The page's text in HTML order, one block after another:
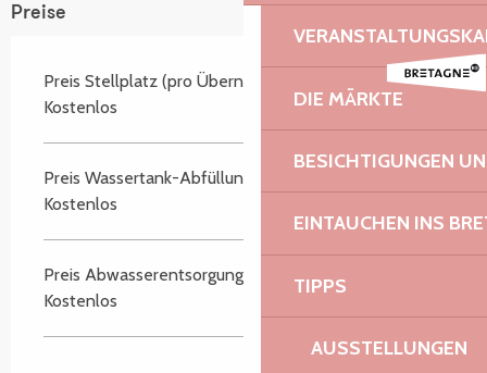
DIE MÄRKTE
BESICHTIGUNGEN
EINTAUCHEN INS
TIPPS
AUSSTELLUNGEN
Preise
Preis Stellplatz (pro Übernachtung)
Kostenlos
Preis Wassertank-Abfüllung
Kostenlos
Preis Abwasserentsorgung
Kostenlos